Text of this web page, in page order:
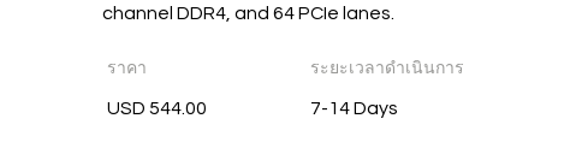
channel DDR4, and 64 PCIe lanes.
ราคา
USD 544.00
ระยะเวลาดำเนินการ
7-14 Days